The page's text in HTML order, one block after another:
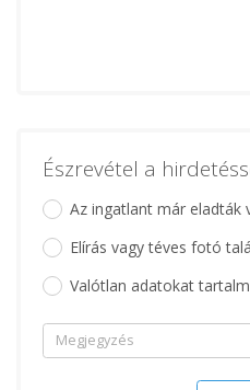
Észrevétel a
Az ingatlant már eladták
Elírás vagy téves fotó
Valótlan adatokat